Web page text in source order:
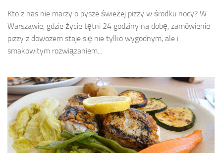
Kto z nas nie marzy o pysze świeżej pizzy w środku nocy? W
Warszawie, gdzie życie tętni 24 godziny na dobę, zamówienie
pizzy z dowozem staje się nie tylko wygodnym, ale i
smakowitym rozwiązaniem...